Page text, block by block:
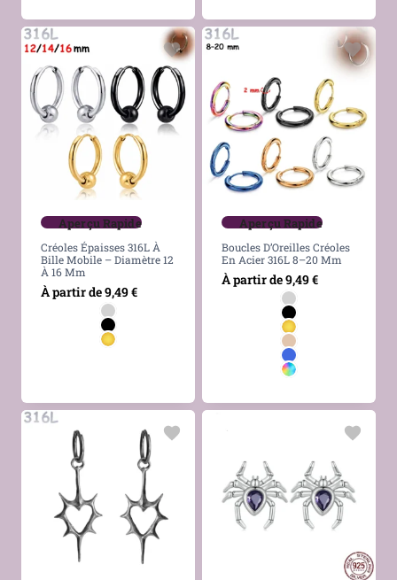
Aperçu Rapide
Créoles Épaisses 316L À
Bille Mobile – Diamètre 12
À 16 Mm
À partir de9,49€
Aperçu Rapide
Boucles D’Oreilles Créoles
En Acier 316L 8–20 Mm
À partir de9,49€